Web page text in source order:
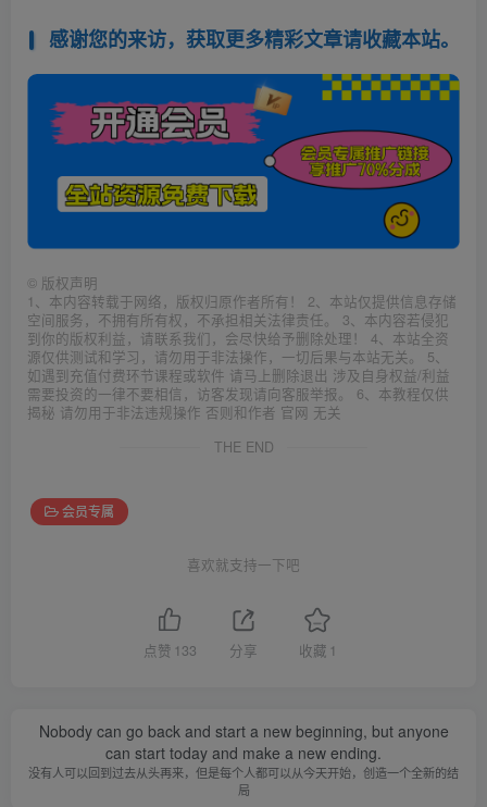
感谢您的来访，获取更多精彩文章请收藏本站。
© 版权声明
1、本内容转载于网络，版权归原作者所有！ 2、本站仅提供信息存储
空间服务，不拥有所有权，不承担相关法律责任。 3、本内容若侵犯
到你的版权利益，请联系我们，会尽快给予删除处理！ 4、本站全资
源仅供测试和学习，请勿用于非法操作，一切后果与本站无关。 5、
如遇到充值付费环节课程或软件 请马上删除退出 涉及自身权益/利益
需要投资的一律不要相信，访客发现请向客服举报。 6、本教程仅供
揭秘 请勿用于非法违规操作 否则和作者 官网 无关
THE END
会员专属
喜欢就支持一下吧
点赞 133 分享 收藏 1
Nobody can go back and start a new beginning, but anyone
can start today and make a new ending.
没有人可以回到过去从头再来，但是每个人都可以从今天开始，创造一个全新的结
局